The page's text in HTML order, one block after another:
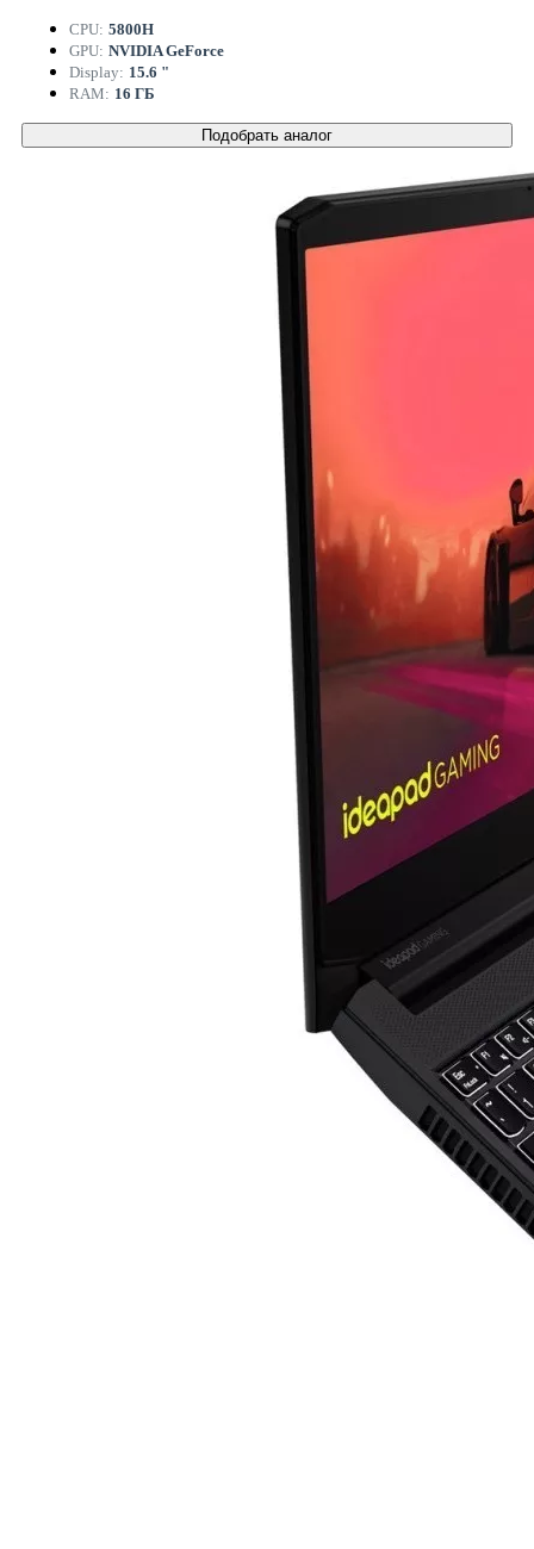
CPU: 5800H
GPU: NVIDIA GeForce
Display: 15.6 "
RAM: 16 ГБ
Подобрать аналог